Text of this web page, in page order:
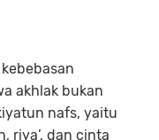
akhlak bukan
nafs, yaitu
riya’, dan cinta